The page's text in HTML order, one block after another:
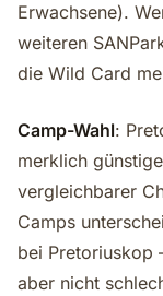
Erwachsene).
weiteren
die Wild Card
Camp-Wahl:
merklich
vergleichbarer
Camps
bei Pretoriuskop
aber nicht